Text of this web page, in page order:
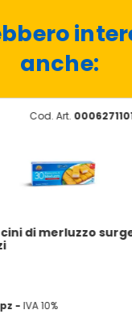
anche:
Cod. Art.
di merluzzo
- IVA 10%